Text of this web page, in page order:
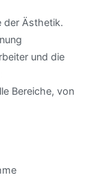
der Ästhetik.
und die
Bereiche, von